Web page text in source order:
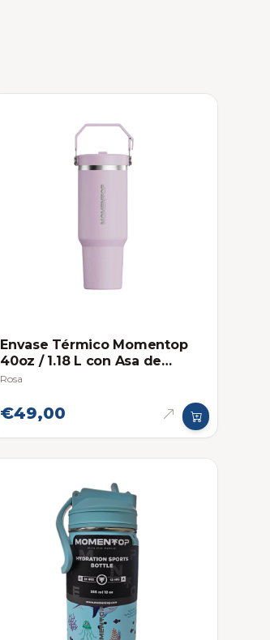
Envase Térmico Momentop
40oz / 1.18 L con Asa de
Agarre
Rosa
€49,00